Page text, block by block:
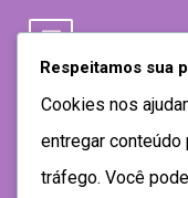
Respeitamos sua
Cookies nos
entregar
tráfego. Você